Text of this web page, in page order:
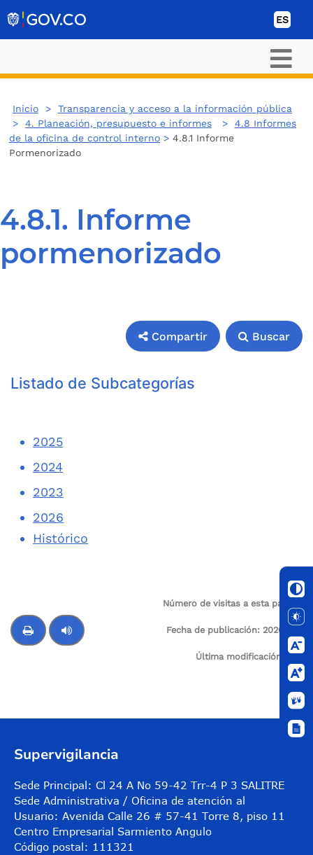
ES
Inicio> Transparencia y acceso a la información pública
> 4. Planeación, presupuesto e informes> 4.8 Informes
de la oficina de control interno> 4.8.1 Informe
Pormenorizado
4.8.1. Informe
pormenorizado
Compartir Buscar
Compartir
Buscar
Listado de Subcategorías
2025
2024
2023
2026
Histórico
Número de visitas a esta página:
162
Fecha de publicación: 2026-01-
09
Última modificación:
N/A
Supervigilancia
Sede Principal: Cl 24 A No 59-42 Trr-4 P 3 SALITRE
Sede Administrativa / Oficina de atención al
Usuario: Avenida Calle 26 # 57-41 Torre 8, piso 11
Centro Empresarial Sarmiento Angulo
Código postal: 111321